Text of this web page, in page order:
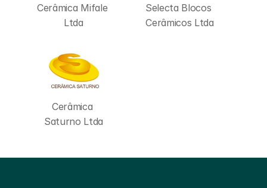
Cerâmica Mifale
Ltda
Selecta Blocos
Cerâmicos Ltda
Cerâmica
Saturno Ltda